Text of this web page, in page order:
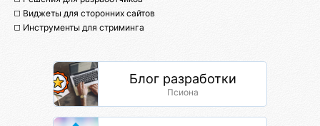
◻️ Виджеты для сторонних сайтов
◻️ Инструменты для стриминга
Блог разработки
Псиона